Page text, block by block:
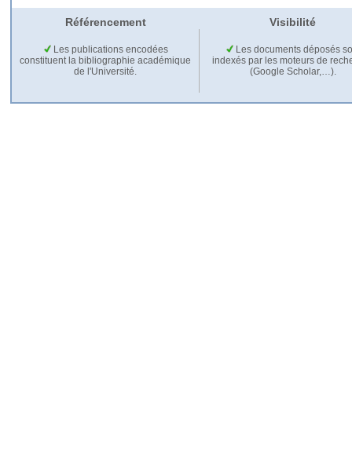
Référencement Visibilité
Les publications encodées
constituent la bibliographie académique
de l'Université.
Les documents déposés
indexés par les moteurs de
(Google Scholar,…).